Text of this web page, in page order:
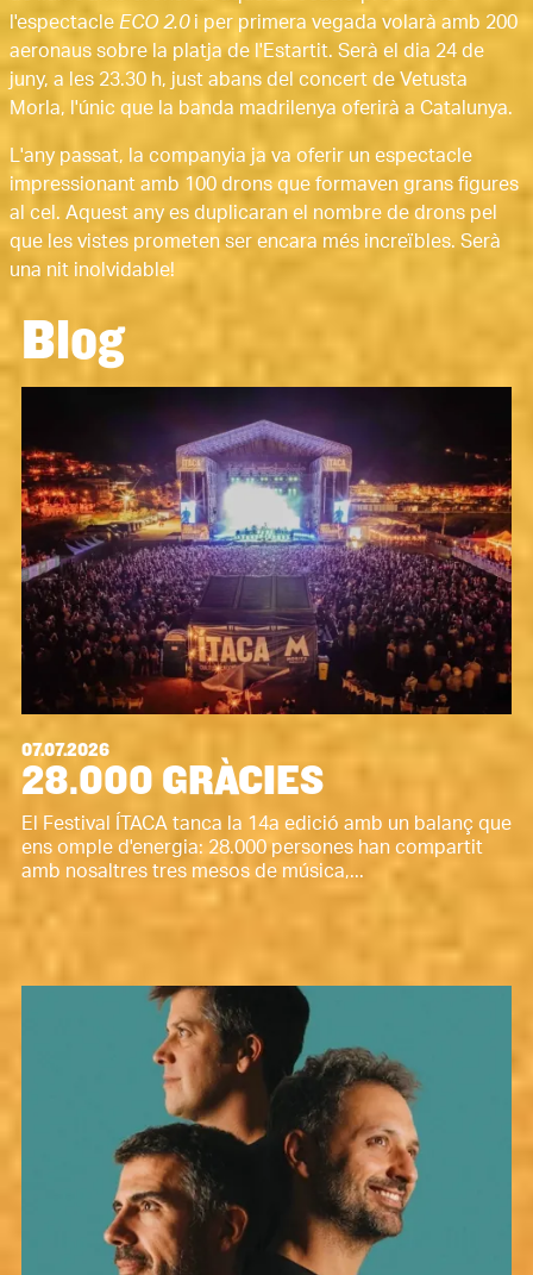
l'espectacle ECO 2.0 i per primera vegada volarà amb 200
aeronaus sobre la platja de l'Estartit. Serà el dia 24 de
juny, a les 23.30 h, just abans del concert de Vetusta
Morla, l'únic que la banda madrilenya oferirà a Catalunya.
L'any passat, la companyia ja va oferir un espectacle
impressionant amb 100 drons que formaven grans figures
al cel. Aquest any es duplicaran el nombre de drons pel
que les vistes prometen ser encara més increïbles. Serà
una nit inolvidable!
Blog
07.07.2026
28.000 GRÀCIES
El Festival ÍTACA tanca la 14a edició amb un balanç que
ens omple d'energia: 28.000 persones han compartit
amb nosaltres tres mesos de música,...